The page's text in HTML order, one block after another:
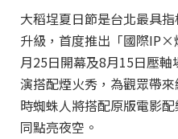
大稻埕夏日節是台北最具
升級，首度推出「國際
月25日開幕及8月15日壓
演搭配煙火秀，為觀眾帶
時蜘蛛人將搭配原版電影
同點亮夜空。